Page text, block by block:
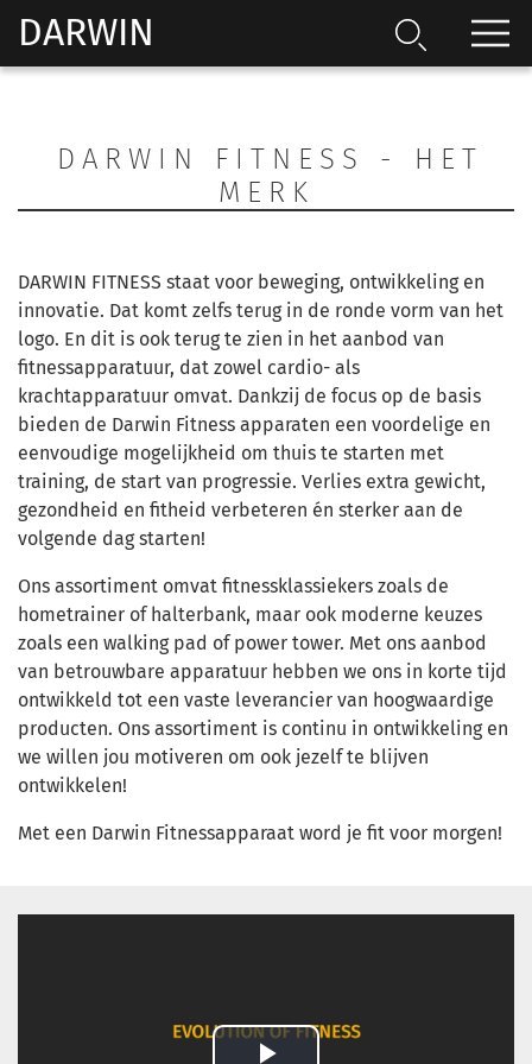
DARWIN
DARWIN FITNESS - HET
MERK
DARWIN FITNESS staat voor beweging, ontwikkeling en
innovatie. Dat komt zelfs terug in de ronde vorm van het
logo. En dit is ook terug te zien in het aanbod van
fitnessapparatuur, dat zowel cardio- als
krachtapparatuur omvat. Dankzij de focus op de basis
bieden de Darwin Fitness apparaten een voordelige en
eenvoudige mogelijkheid om thuis te starten met
training, de start van progressie. Verlies extra gewicht,
gezondheid en fitheid verbeteren én sterker aan de
volgende dag starten!
Ons assortiment omvat fitnessklassiekers zoals de
hometrainer of halterbank, maar ook moderne keuzes
zoals een walking pad of power tower. Met ons aanbod
van betrouwbare apparatuur hebben we ons in korte tijd
ontwikkeld tot een vaste leverancier van hoogwaardige
producten. Ons assortiment is continu in ontwikkeling en
we willen jou motiveren om ook jezelf te blijven
ontwikkelen!
Met een Darwin Fitnessapparaat word je fit voor morgen!